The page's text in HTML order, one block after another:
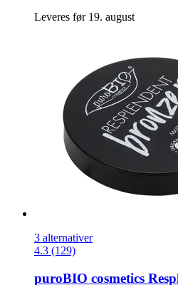
Leveres før 19. august
3 alternativer
4.3 (129)
puroBIO cosmetics